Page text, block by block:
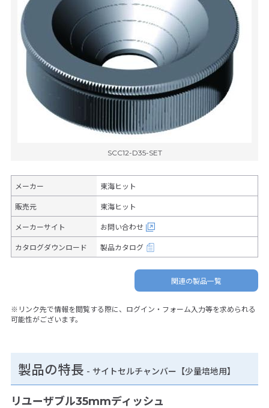
SCC12-D35-SET
メーカー 東海ヒット
販売元 東海ヒット
メーカーサイト お問い合わせ
カタログダウンロード 製品カタログ
関連の製品一覧
※リンク先で情報を閲覧する際に、ログイン・フォーム入力等を求められる
可能性がございます。
製品の特長 - サイトセルチャンバー【少量培地用】
リユーザブル35mmディッシュ